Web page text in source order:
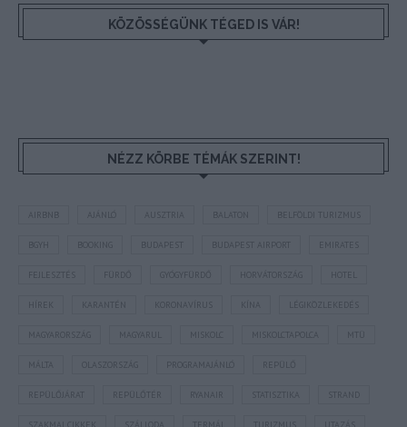
KÖZÖSSÉGÜNK TÉGED IS VÁR!
NÉZZ KÖRBE TÉMÁK SZERINT!
AUSZTRIA BALATON BELFÖLDI TURIZMUS
BUDAPEST BUDAPEST AIRPORT EMIRATES
FEJLESZTÉS HORVÁTORSZÁG HOTEL
KARANTÉN LÉGIKÖZLEKEDÉS
MAGYARORSZÁG MISKOLCTAPOLCA MTÜ
MÁLTA OLASZORSZÁG
REPÜLŐJÁRAT REPÜLŐTÉR STATISZTIKA STRAND
SZAKMAI CIKKEK SZÁLLODA TERMÁL TURIZMUS UTAZÁS